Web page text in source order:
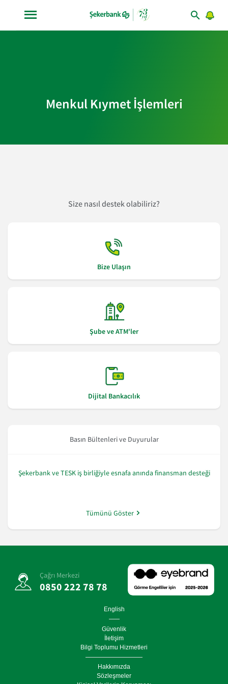
Menkul Kıymet İşlemleri
Size nasıl destek olabiliriz?
Bize Ulaşın
Şube ve ATM'ler
Dijital Bankacılık
Basın Bültenleri ve Duyurular
Şekerbank ve TESK iş birliğiyle esnafa anında finansman desteği
Tümünü Göster
Çağrı Merkezi
0850 222 78 78
English
Güvenlik
İletişim
Bilgi Toplumu Hizmetleri
Hakkımızda
Sözleşmeler